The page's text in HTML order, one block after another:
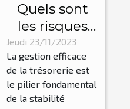
Quels sont
les risques
liés à une
mauvaise
gestion de la
trésorerie de
Jeudi 23/11/2023
La gestion efficace
de la trésorerie est
le pilier fondamental
de la stabilité